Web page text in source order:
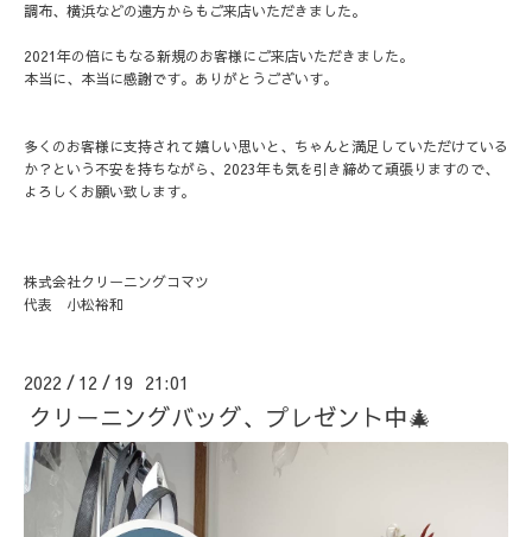
調布、横浜などの遠方からもご来店いただきました。
2021年の倍にもなる新規のお客様にご来店いただきました。
本当に、本当に感謝です。ありがとうございす。
多くのお客様に支持されて嬉しい思いと、ちゃんと満足していただけている
か？という不安を持ちながら、2023年も気を引き締めて頑張りますので、
よろしくお願い致します。
株式会社クリーニングコマツ
代表 小松裕和
2022 / 12 / 19 21:01
クリーニングバッグ、プレゼント中🎄